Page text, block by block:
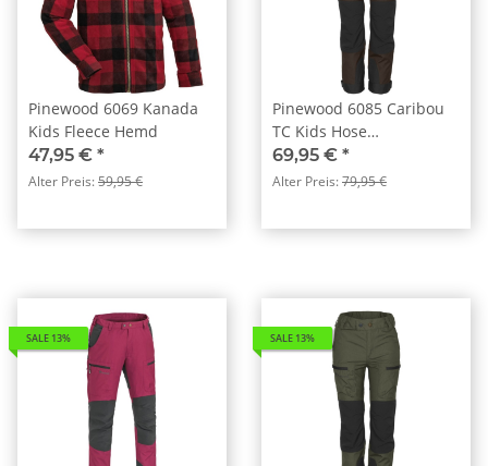
Pinewood 6069 Kanada
Kids Fleece Hemd
47,95 € *
Alter Preis:59,95 €
Pinewood 6085 Caribou
TC Kids Hose
D.Brown/Black (212)
69,95 € *
Alter Preis:79,95 €
SALE 13% SALE 13%